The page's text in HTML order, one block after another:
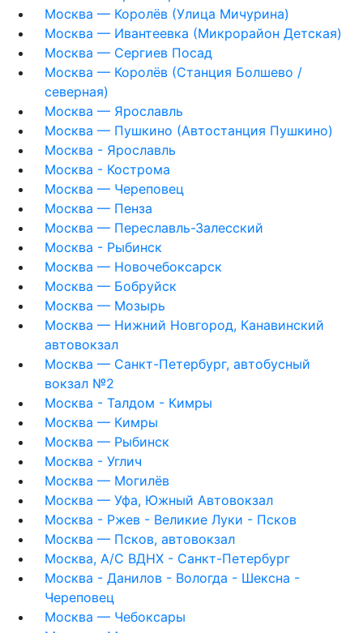
Москва — Королёв (Улица Мичурина)
Москва — Ивантеевка (Микрорайон Детская)
Москва — Сергиев Посад
Москва — Королёв (Станция Болшево /
северная)
Москва — Ярославль
Москва — Пушкино (Автостанция Пушкино)
Москва - Ярославль
Москва - Кострома
Москва — Череповец
Москва — Пенза
Москва — Переславль-Залесский
Москва - Рыбинск
Москва — Новочебоксарск
Москва — Бобруйск
Москва — Мозырь
Москва — Нижний Новгород, Канавинский
автовокзал
Москва — Санкт-Петербург, автобусный
вокзал №2
Москва - Талдом - Кимры
Москва — Кимры
Москва — Рыбинск
Москва - Углич
Москва — Могилёв
Москва — Уфа, Южный Автовокзал
Москва - Ржев - Великие Луки - Псков
Москва — Псков, автовокзал
Москва, А/С ВДНХ - Санкт-Петербург
Москва - Данилов - Вологда - Шексна -
Череповец
Москва — Чебоксары